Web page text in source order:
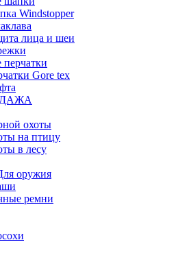
Windstopper
лица и шеи
перчатки
Gore tex
охоты
на птицу
в лесу
оружия
ремни